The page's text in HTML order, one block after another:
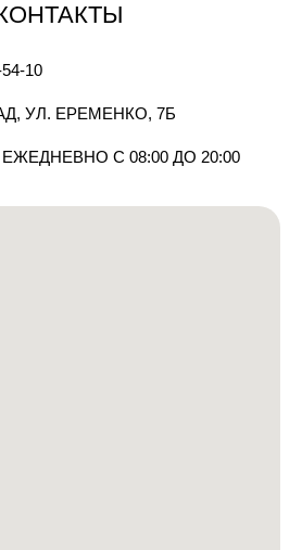
10
УЛ. ЕРЕМЕНКО, 7Б
С 08:00 ДО 20:00